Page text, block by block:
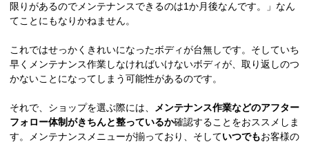
限りがあるのでメンテナンスできるのは1か月後なんです。」なん
てことにもなりかねません。
これではせっかくきれいになったボディが台無しです。そしていち
早くメンテナンス作業しなければいけないボディが、取り返しのつ
かないことになってしまう可能性があるのです。
それで、ショップを選ぶ際には、
メンテナンス作業などのアフター
フォロー体制がきちんと整っているか確認することをおススメしま
す。メンテナンスメニューが揃っており、そしていつでもお客様の